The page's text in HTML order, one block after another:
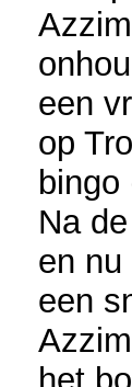
een
op
Na
en
een